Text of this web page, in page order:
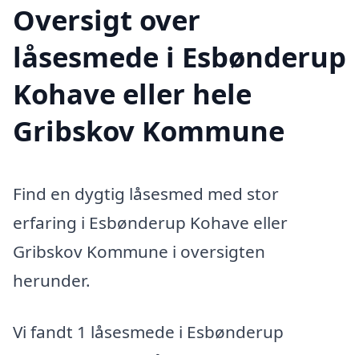
Oversigt over
låsesmede i Esbønderup
Kohave eller hele
Gribskov Kommune
Find en dygtig låsesmed med stor
erfaring i Esbønderup Kohave eller
Gribskov Kommune i oversigten
herunder.
Vi fandt 1 låsesmede i Esbønderup